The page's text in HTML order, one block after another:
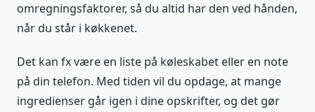
omregningsfaktorer, så du altid har den ved hånden,
når du står i køkkenet.
Det kan fx være en liste på køleskabet eller en note
på din telefon. Med tiden vil du opdage, at mange
ingredienser går igen i dine opskrifter, og det gør